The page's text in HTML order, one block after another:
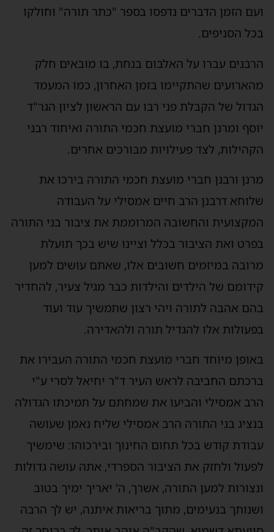
ועם הזמן הדברים נדפסו בספר "כתר תורה" וחולקו
בכל הסניפים.
הרבנים עברו על האלבום בנחת, בו מובאים חלק
מהארועים שהתקיימו בזמן האחרון, כמו המעמד
הגדול של הקבלת פני רבו עם הראשון לציון הגר"ד
יוסף ומרנן חברי מועצת חכמי התורה ואיחוד רבני
הקהילות, לצד פעילויות מבורכים אחרים.
מרנן ורבנן חברי מועצת חכמי התורה בירכו את
שלוחא דרבנן הרב חיים אמסילי על העבודה
המקצועית והחשובה המרוממת את ציבור בני התורה
בפרט ואת הציבור בכלל וציינו שיש בכך תועלת
מרובה במיזמים חשובים אלו, שאתם עושים למען
קידומם של הילדים והילדות כבר מגיל צעיר, להחדיר
בהם אהבה לתורה ויהי רצון שתמשיך עוד ועוד
בפעולות אלו להגדיל תורה ולהאדירה.
באופן מיוחד חברי מועצת חכמי התורה העבירו את
ברכתם החביבה לראש העיר ד"ר יחיאל לסרי ע"י
הרב אמסילי והביעו את שמחתם על תמיכתו הגדולה
בנציג בני התורה הרב אמסילי שליח נאמן שעושה
עבודת קודש בכל תחום החינוך ובירכוהו: שימשיך
לפעול ולחזק את הציבור הספרדי, אתה עושה גדולות
ונצורות למען התורה, אשרך, ה' יאריך ימיך בטוב
ושנותך בנעימים, מתוך בריאות איתנה, יש לך הרבה